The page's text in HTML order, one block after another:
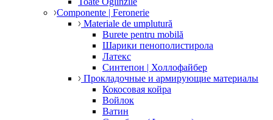
Componente | Feronerie
Materiale de umplutură
Burete pentru mobilă
Шарики пенополистирола
Латекс
Синтепон | Холлофайбер
Прокладочные и армирующие материалы
Кокосовая койра
Войлок
Ватин